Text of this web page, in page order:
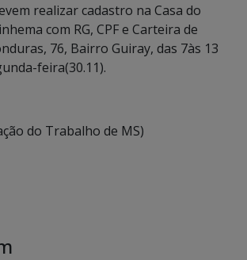
realizar cadastro na Casa do
com RG, CPF e Carteira de
76, Bairro Guiray, das 7às 13
feira(30.11).
do Trabalho de MS)